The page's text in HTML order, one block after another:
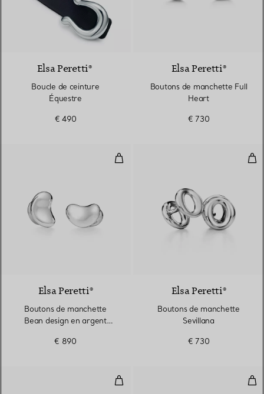
Elsa Peretti®
Boucle de ceinture
Équestre
€ 490
Elsa Peretti®
Boutons de manchette Full
Heart
€ 730
Boutons de manchette Bean
Elsa Peretti®
Boutons de manchette
Bean design en argent
€ 890
Elsa Peretti®
Boutons de manchette
Sevillana
€ 730
Boutons de manchette Etoile de